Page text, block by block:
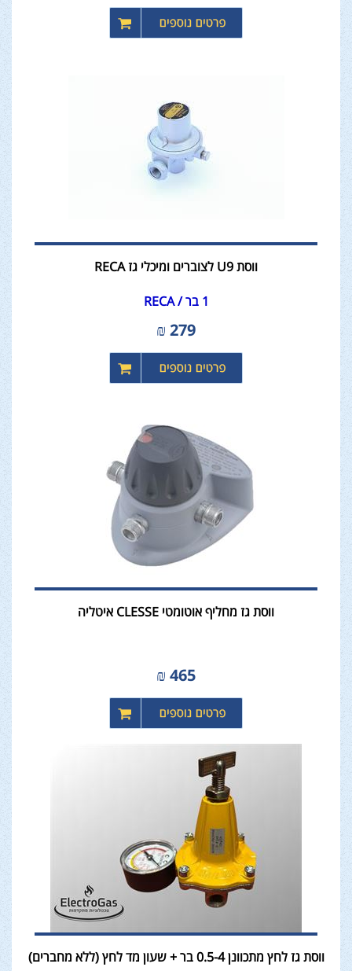
ווסת U9 לצוברים ומיכלי גז RECA
1 בר / RECA
279
₪
ווסת גז מחליף אוטומטי CLESSE איטליה
465
₪
ווסת גז לחץ מתכוונן 0.5-4 בר + שעון מד לחץ (ללא מחברים)